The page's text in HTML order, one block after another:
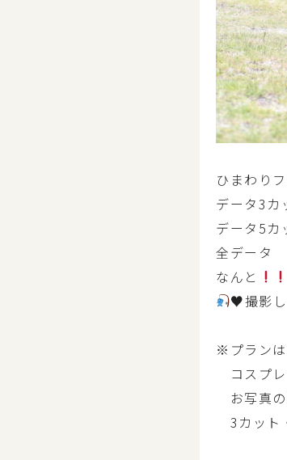
ひまわり
データ3
データ5
全デー
なんと
♥撮影
※プラン
コスプ
お写真の
3カット